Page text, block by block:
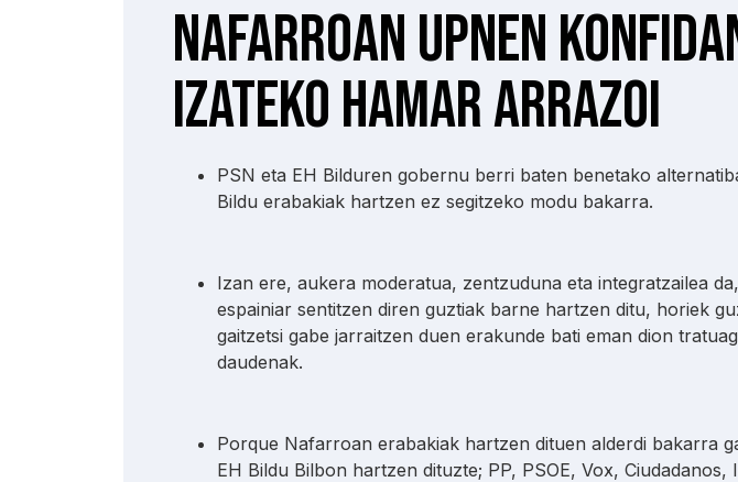
Nafarroan UPNen
izateko hamar arrazoi
PSN eta EH Bilduren gobernu berri baten benetako
Bildu erabakiak hartzen ez segitzeko modu bakarra.
Izan ere, aukera moderatua, zentzuduna eta integratzailea
espainiar sentitzen diren guztiak barne hartzen ditu, horiek
gaitzetsi gabe jarraitzen duen erakunde bati eman dion
daudenak.
Porque Nafarroan erabakiak hartzen dituen alderdi bakarra
EH Bildu Bilbon hartzen dituzte; PP, PSOE, Vox, Ciudadanos,